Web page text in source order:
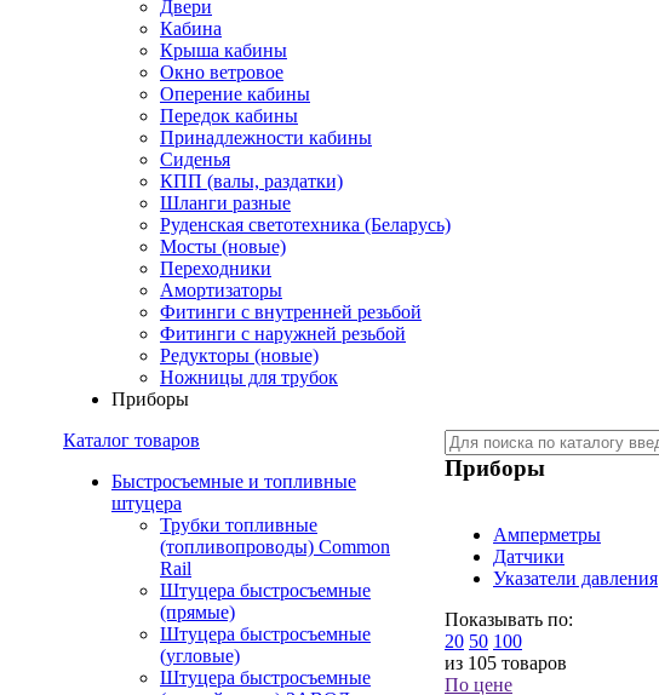
Двери
Кабина
Крыша кабины
Окно ветровое
Оперение кабины
Передок кабины
Принадлежности кабины
Сиденья
КПП (валы, раздатки)
Шланги разные
Руденская светотехника (Беларусь)
Мосты (новые)
Переходники
Амортизаторы
Фитинги с внутренней резьбой
Фитинги с наружней резьбой
Редукторы (новые)
Ножницы для трубок
Приборы
Каталог товаров
Быстросъемные и топливные
штуцера
Трубки топливные
(топливопроводы) Common
Rail
Штуцера быстросъемные
(прямые)
Штуцера быстросъемные
(угловые)
Штуцера быстросъемные
Приборы
Амперметры
Датчики
Указатели давления
Показывать по:
20 50 100
из 105 товаров
По цене